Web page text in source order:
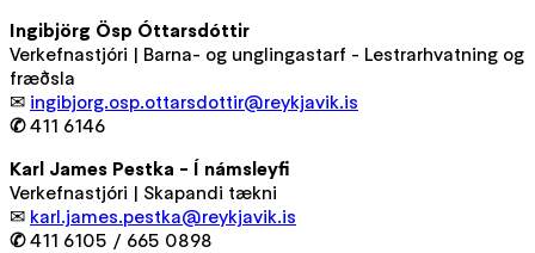
Ingibjörg Ösp Óttarsdóttir
Verkefnastjóri | Barna- og unglingastarf - Lestrarhvatning og
fræðsla
✉ ingibjorg.osp.ottarsdottir@reykjavik.is
✆411 6146
Karl James Pestka - Í námsleyfi
Verkefnastjóri | Skapandi tækni
✉ karl.james.pestka@reykjavik.is
✆411 6105 / 665 0898